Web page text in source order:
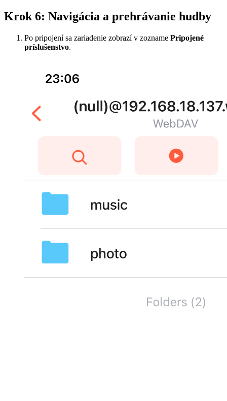
Krok 6: Navigácia a prehrávanie hudby
Po pripojení sa zariadenie zobrazí v zozname Pripojené
príslušenstvo.